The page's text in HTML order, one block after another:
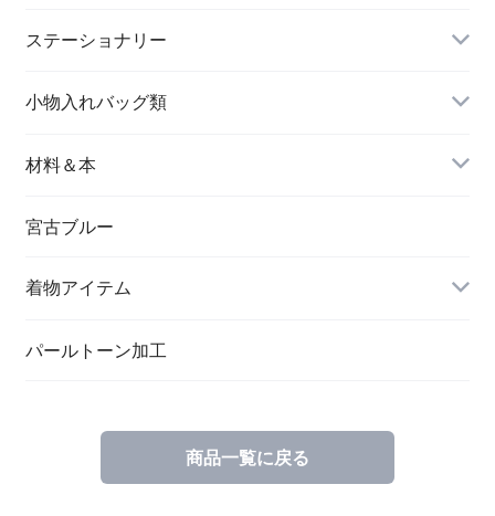
長財布
イヤリング＆ピアス
バングル＆ブレスレット
ペンダント
ブローチ
ステーショナリー
名刺入れ
メッセージカード
一筆箋
小物入れバッグ類
バッグ
材料＆本
ハンドメイドキット
宮古ブルー
着物アイテム
パールトーン加工
商品一覧に戻る